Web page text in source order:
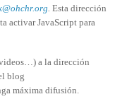
Esta dirección
activar JavaScript para
a la dirección
blog
máxima difusión.